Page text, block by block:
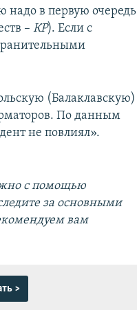
надо в первую очередь
–КР). Если с
(Балаклавскую)
По данным
не повлиял».
с помощью
за основными
вам
>